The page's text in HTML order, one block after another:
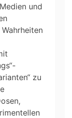
und
zu